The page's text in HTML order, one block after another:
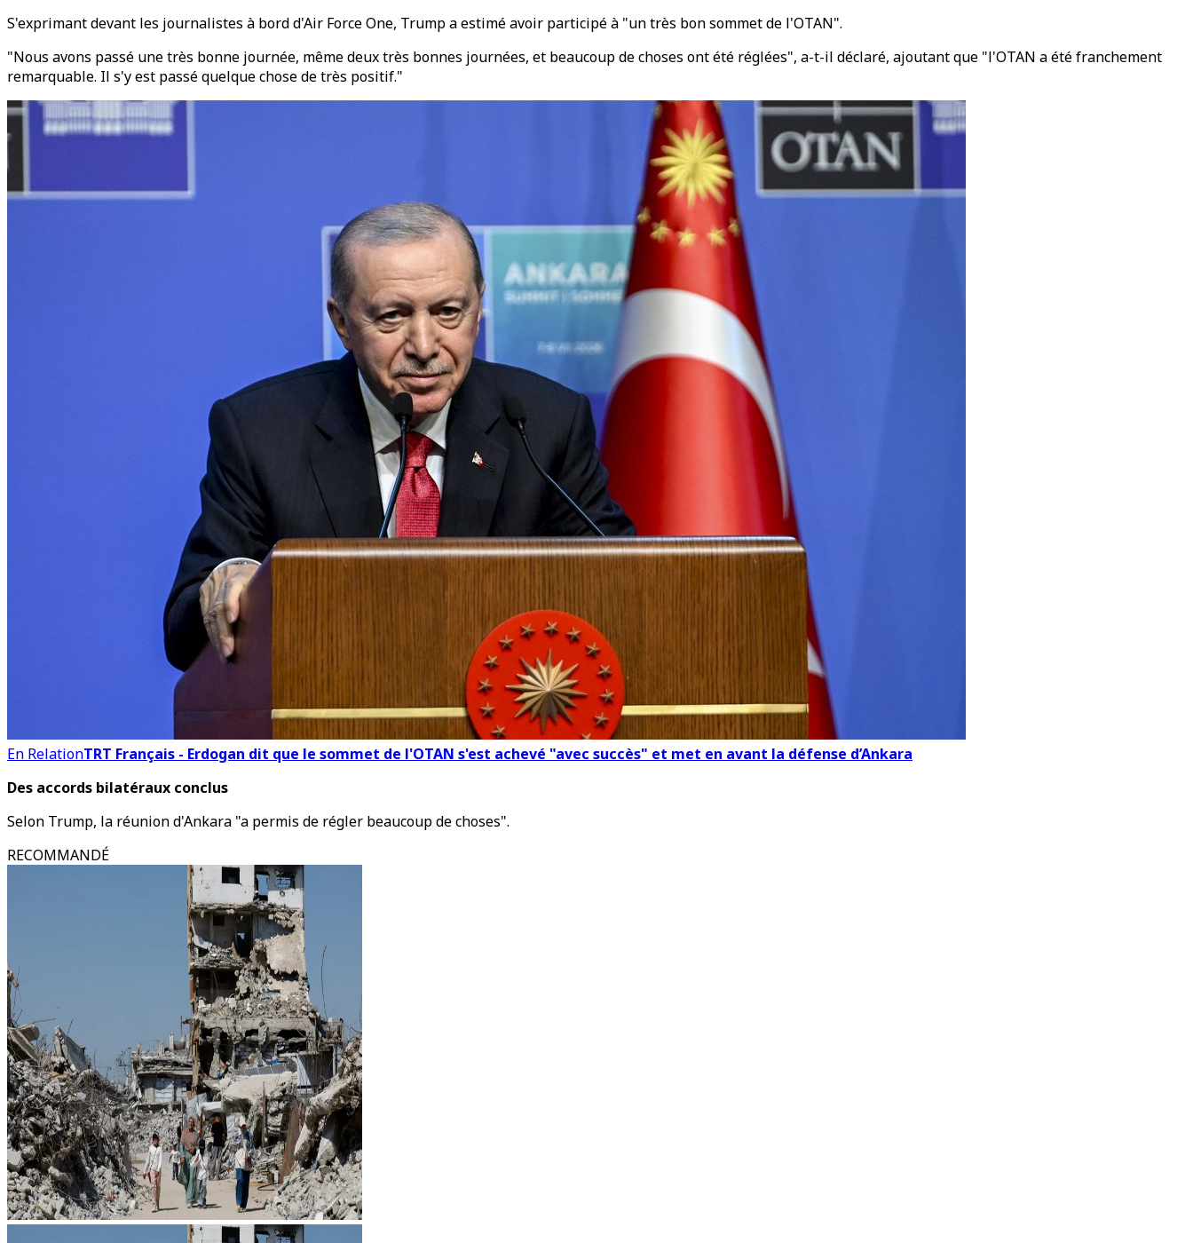
S'exprimant devant les journalistes à bord d'Air Force One, Trump a estimé avoir participé à "un très bon sommet de l'OTAN".
"Nous avons passé une très bonne journée, même deux très bonnes journées, et beaucoup de choses ont été réglées", a-t-il déclaré, ajoutant que "l'OTAN a été franchement
remarquable. Il s'y est passé quelque chose de très positif."
En RelationTRT Français - Erdogan dit que le sommet de l'OTAN s'est achevé "avec succès" et met en avant la défense d’Ankara
Des accords bilatéraux conclus
Selon Trump, la réunion d'Ankara "a permis de régler beaucoup de choses".
RECOMMANDÉ